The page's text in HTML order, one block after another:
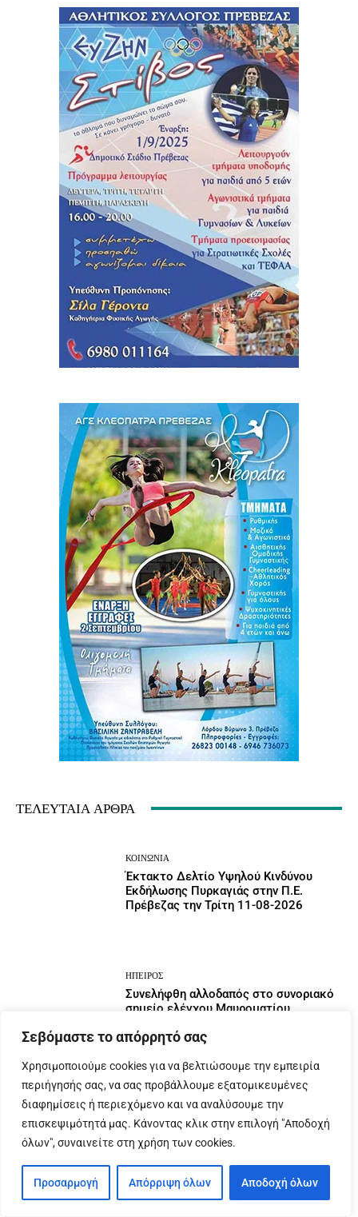
Σεβόμαστε το απόρρητό σας
Χρησιμοποιούμε cookies για να βελτιώσουμε την εμπειρία
περιήγησής σας, να σας προβάλλουμε εξατομικευμένες
διαφημίσεις ή περιεχόμενο και να αναλύσουμε την
επισκεψιμότητά μας. Κάνοντας κλικ στην επιλογή "Αποδοχή
όλων", συναινείτε στη χρήση των cookies.
Προσαρμογή Απόρριψη όλων Αποδοχή όλων
ΤΕΛΕΥΤΑΊΑ ΆΡΘΡΑ
ΚΟΙΝΩΝΙΑ
Έκτακτο Δελτίο Υψηλού Κινδύνου
Εκδήλωσης Πυρκαγιάς στην Π.Ε.
Πρέβεζας την Τρίτη 11-08-2026
ΉΠΕΙΡΟΣ
Συνελήφθη αλλοδαπός στο συνοριακό
σημείο ελέγχου Μαυροματίου
ΉΠΕΙΡΟΣ
Συνελήφθη αλλοδαπός στα Ιωάννινα
για επικίνδυνη οδήγηση